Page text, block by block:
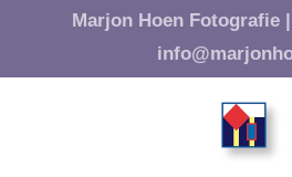
Marjon Hoen Fotografie |